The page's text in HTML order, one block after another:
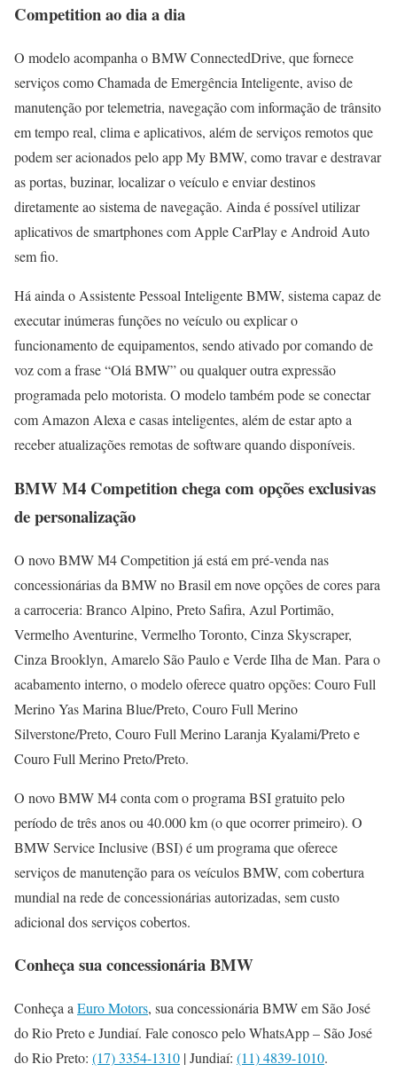
Competition ao dia a dia
O modelo acompanha o BMW ConnectedDrive, que fornece
serviços como Chamada de Emergência Inteligente, aviso de
manutenção por telemetria, navegação com informação de trânsito
em tempo real, clima e aplicativos, além de serviços remotos que
podem ser acionados pelo app My BMW, como travar e destravar
as portas, buzinar, localizar o veículo e enviar destinos
diretamente ao sistema de navegação. Ainda é possível utilizar
aplicativos de smartphones com Apple CarPlay e Android Auto
sem fio.
Há ainda o Assistente Pessoal Inteligente BMW, sistema capaz de
executar inúmeras funções no veículo ou explicar o
funcionamento de equipamentos, sendo ativado por comando de
voz com a frase “Olá BMW” ou qualquer outra expressão
programada pelo motorista. O modelo também pode se conectar
com Amazon Alexa e casas inteligentes, além de estar apto a
receber atualizações remotas de software quando disponíveis.
BMW M4 Competition chega com opções exclusivas
de personalização
O novo BMW M4 Competition já está em pré-venda nas
concessionárias da BMW no Brasil em nove opções de cores para
a carroceria: Branco Alpino, Preto Safira, Azul Portimão,
Vermelho Aventurine, Vermelho Toronto, Cinza Skyscraper,
Cinza Brooklyn, Amarelo São Paulo e Verde Ilha de Man. Para o
acabamento interno, o modelo oferece quatro opções: Couro Full
Merino Yas Marina Blue/Preto, Couro Full Merino
Silverstone/Preto, Couro Full Merino Laranja Kyalami/Preto e
Couro Full Merino Preto/Preto.
O novo BMW M4 conta com o programa BSI gratuito pelo
período de três anos ou 40.000 km (o que ocorrer primeiro). O
BMW Service Inclusive (BSI) é um programa que oferece
serviços de manutenção para os veículos BMW, com cobertura
mundial na rede de concessionárias autorizadas, sem custo
adicional dos serviços cobertos.
Conheça sua concessionária BMW
Conheça a Euro Motors, sua concessionária BMW em São José
do Rio Preto e Jundiaí. Fale conosco pelo WhatsApp – São José
do Rio Preto: (17) 3354-1310 | Jundiaí: (11) 4839-1010.